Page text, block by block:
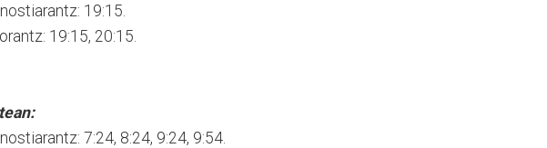
19:15.
19:15, 20:15.
7:24, 8:24, 9:24, 9:54.